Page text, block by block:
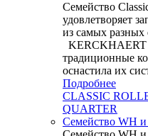
Семейство
удовлетворяет
из самых разных
KERCKHAERT
традиционные
оснастила их
Подробнее
CLASSIC
QUARTER
Семейство WH и